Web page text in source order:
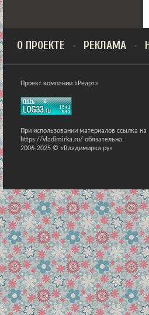
О ПРОЕКТЕ РЕКЛАМА
Проект компании «Реарт»
При использовании материалов ссылка на
https://vladimirka.ru/ обязательна.
2006-2025 © «Владимирка.ру»